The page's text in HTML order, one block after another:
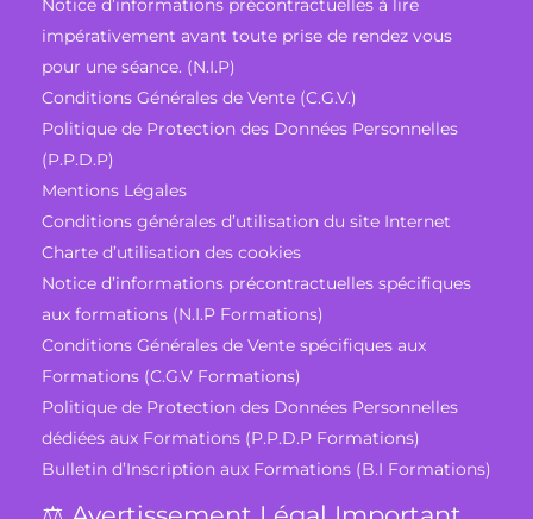
Notice d’informations précontractuelles à lire
impérativement avant toute prise de rendez vous
pour une séance. (N.I.P)
Conditions Générales de Vente (C.G.V.)
Politique de Protection des Données Personnelles
(P.P.D.P)
Mentions Légales
Conditions générales d’utilisation du site Internet
Charte d’utilisation des cookies
Notice d’informations précontractuelles spécifiques
aux formations (N.I.P Formations)
Conditions Générales de Vente spécifiques aux
Formations (C.G.V Formations)
Politique de Protection des Données Personnelles
dédiées aux Formations (P.P.D.P Formations)
Bulletin d’Inscription aux Formations (B.I Formations)